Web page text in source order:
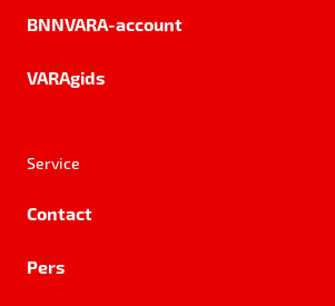
BNNVARA-account
VARAgids
Service
Contact
Pers